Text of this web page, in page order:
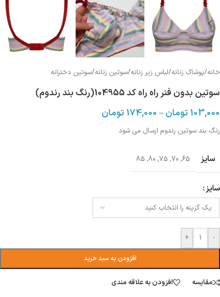
خانه/پوشاک زنانه/لباس زیر زنانه/سوتین زنانه/سوتین دخترانه
سوتین بدون فنر راه راه کد 104955(رنگ بند رندوم)
103,000 تومان–
174,000 تومان
رنگ بند سوتین رندوم ارسال می شود
سایز 65
,
70
,
75
,
80
,
85
سایز
-
+
افزودن به سبد خرید
مقایسه افزودن به علاقه مندی